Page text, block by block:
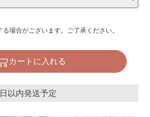
場合がございます。ご了承ください。
カートに入れる
以内発送予定